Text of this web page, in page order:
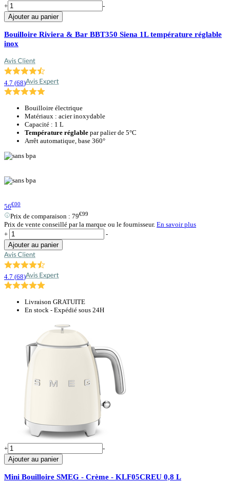
+
-
Ajouter au panier
Bouilloire Riviera & Bar BBT350 Siena 1L température réglable
inox
4.7 (68)
Bouilloire électrique
Matériaux : acier inoxydable
Capacité : 1 L
Température réglable par palier de 5°C
Arrêt automatique, base 360°
56€00
Prix de comparaison : 79€99
Prix de vente conseillé par la marque ou le fournisseur. En savoir plus
+
-
Ajouter au panier
4.7 (68)
Livraison GRATUITE
En stock - Expédié sous 24H
+
-
Ajouter au panier
Mini Bouilloire SMEG - Crème - KLF05CREU 0,8 L